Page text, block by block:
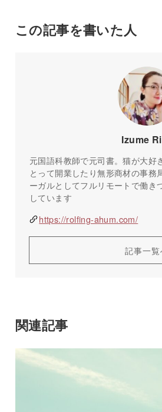
この記事を書いた人
Izume
元国語科教師で元司書。猫が大好
とって開業したり無形商材の事務
ーガルとしてフルリモートで働
しています
https://rolfing-ahum.com/
記事一覧
関連記事